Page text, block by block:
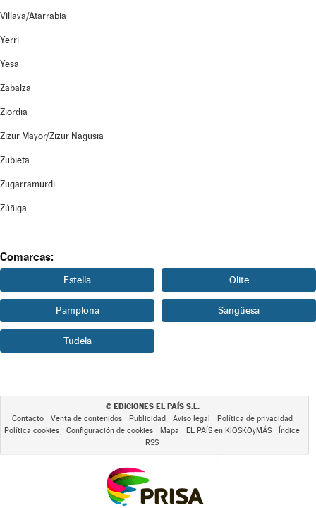
Villava/Atarrabia
Yerri
Yesa
Zabalza
Ziordia
Zizur Mayor/Zizur Nagusia
Zubieta
Zugarramurdi
Zúñiga
Comarcas:
Estella Olite
Pamplona Sangüesa
Tudela
© EDICIONES EL PAÍS S.L.
Contacto Venta de contenidos Publicidad Aviso legal
Política de privacidad
Política cookies
Configuración de cookies Mapa EL PAÍS en KIOSKOyMÁS
Índice
RSS